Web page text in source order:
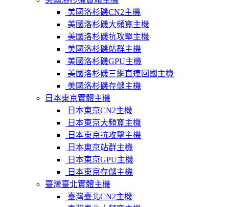
美國洛杉磯CN2主機
美國洛杉磯大頻寬主機
美國洛杉磯抗攻擊主機
美國洛杉磯站群主機
美國洛杉磯GPU主機
美國洛杉磯三網直連回國主機
美國洛杉磯存儲主機
日本東京實體主機
日本東京CN2主機
日本東京大頻寬主機
日本東京抗攻擊主機
日本東京站群主機
日本東京GPU主機
日本東京存儲主機
臺灣臺北實體主機
臺灣臺北CN2主機